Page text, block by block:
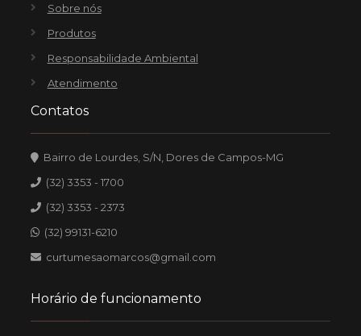
Sobre nós
Produtos
Responsabilidade Ambiental
Atendimento
Contatos
Bairro de Lourdes, S/N, Dores de Campos-MG
(32) 3353 - 1700
(32) 3353 - 2373
(32) 99131-6210
curtumesaomarcos@gmail.com
Horário de funcionamento